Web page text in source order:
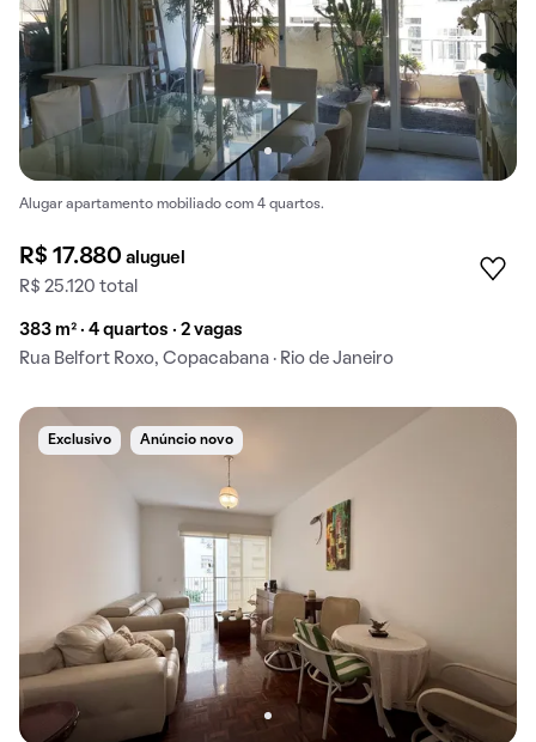
Alugar apartamento mobiliado com 4 quartos.
R$ 17.880aluguel
R$ 25.120 total
383 m² · 4 quartos · 2 vagas
Rua Belfort Roxo, Copacabana · Rio de Janeiro
Exclusivo Anúncio novo